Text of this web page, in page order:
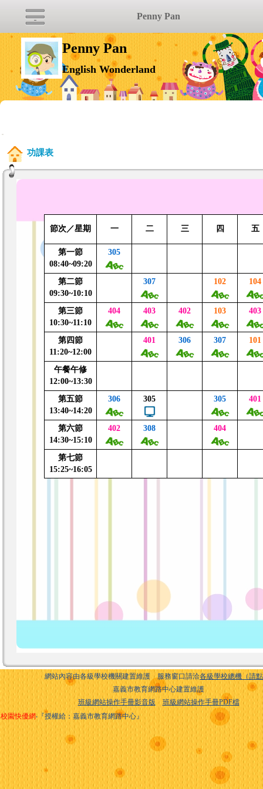
Penny Pan
English Wonderland
:::
功課表
網站內容由各級學校機關建置維護 服務窗口請洽各級學校總機（請
嘉義市教育網路中心建置維護
班級網站操作手冊影音版
班級網站操作手冊PDF檔
校園快優網‧『授權給：嘉義市教育網路中心』
Penny Pan